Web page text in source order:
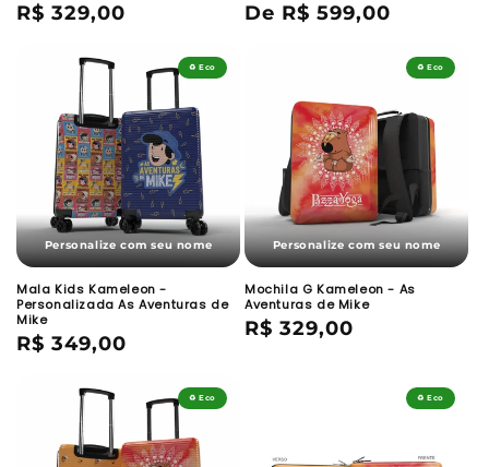
Preço
R$ 329,00
Preço
De R$ 599,00
♻️ Eco
Personalize com seu nome
Mala Kids Kameleon -
Personalizada As Aventuras de
Mike
Preço
R$ 349,00
♻️ Eco
Personalize com seu nome
Mochila G Kameleon - As
Aventuras de Mike
Preço
R$ 329,00
♻️ Eco ♻️ Eco